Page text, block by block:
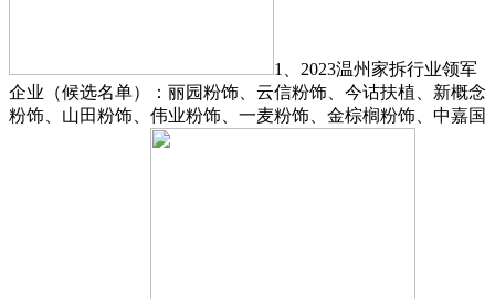
1、2023温州家拆行业领军
企业（候选名单）：丽园粉饰、云信粉饰、今诂扶植、新概念
粉饰、山田粉饰、伟业粉饰、一麦粉饰、金棕榈粉饰、中嘉国